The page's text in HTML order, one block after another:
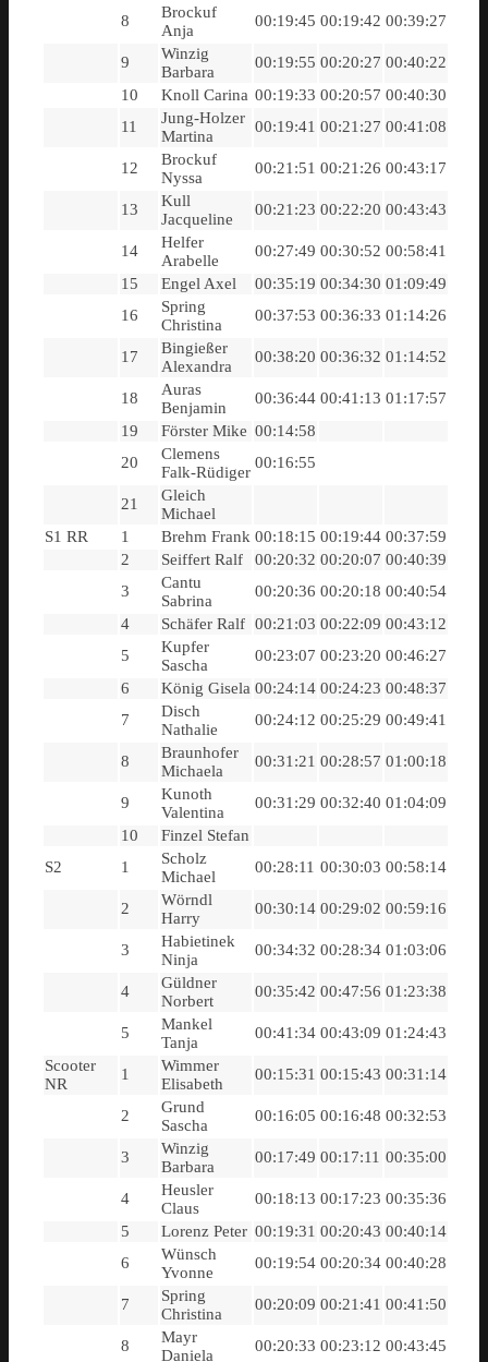
8
Brockuf
Anja
00:19:45 00:19:42 00:39:27
9
Winzig
Barbara
00:19:55 00:20:27 00:40:22
10
Knoll Carina 00:19:33 00:20:57 00:40:30
11
Jung-Holzer
Martina
00:19:41 00:21:27 00:41:08
12
Brockuf
Nyssa
00:21:51 00:21:26 00:43:17
13
Kull
Jacqueline
00:21:23 00:22:20 00:43:43
14
Helfer
Arabelle
00:27:49 00:30:52 00:58:41
15
Engel Axel 00:35:19 00:34:30 01:09:49
16
Spring
Christina
00:37:53 00:36:33 01:14:26
17
Bingießer
Alexandra
00:38:20 00:36:32 01:14:52
18
Auras
Benjamin
00:36:44 00:41:13 01:17:57
19
Förster Mike 00:14:58
20
Clemens
Falk-Rüdiger
00:16:55
21
Gleich
Michael
S1 RR
1 Brehm Frank 00:18:15 00:19:44 00:37:59
2
Seiffert Ralf 00:20:32 00:20:07 00:40:39
3
Cantu
Sabrina
00:20:36 00:20:18 00:40:54
4
Schäfer Ralf 00:21:03 00:22:09 00:43:12
5
Kupfer
Sascha
00:23:07 00:23:20 00:46:27
6
König Gisela 00:24:14 00:24:23 00:48:37
7
Disch
Nathalie
00:24:12 00:25:29 00:49:41
8
Braunhofer
Michaela
00:31:21 00:28:57 01:00:18
9
Kunoth
Valentina
00:31:29 00:32:40 01:04:09
10
Finzel Stefan
S2
1
Scholz
Michael
00:28:11 00:30:03 00:58:14
2
Wörndl
Harry
00:30:14 00:29:02 00:59:16
3
Habietinek
Ninja
00:34:32 00:28:34 01:03:06
4
Güldner
Norbert
00:35:42 00:47:56 01:23:38
5
Mankel
Tanja
00:41:34 00:43:09 01:24:43
Scooter
NR
1
Wimmer
Elisabeth
00:15:31 00:15:43 00:31:14
2
Grund
Sascha
00:16:05 00:16:48 00:32:53
3
Winzig
Barbara
00:17:49 00:17:11 00:35:00
4
Heusler
Claus
00:18:13 00:17:23 00:35:36
5
Lorenz Peter 00:19:31 00:20:43 00:40:14
6
Wünsch
Yvonne
00:19:54 00:20:34 00:40:28
7
Spring
Christina
00:20:09 00:21:41 00:41:50
8
Mayr
Daniela
00:20:33 00:23:12 00:43:45